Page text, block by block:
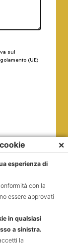
sul
(UE)
×
esperienza di
con la
essere approvati
in qualsiasi
a sinistra.
la